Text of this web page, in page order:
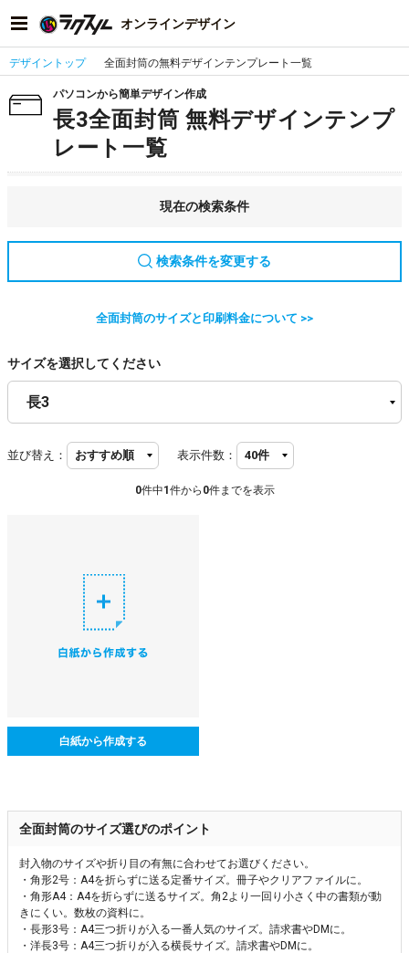
オンラインデザイン
デザイントップ 全面封筒の無料デザインテンプレート一覧
パソコンから簡単デザイン作成
長3全面封筒 無料デザインテンプ
レート一覧
現在の検索条件
検索条件を変更する
全面封筒のサイズと印刷料金について >>
サイズを選択してください
並び替え： 表示件数：
0件中1 件から 0件までを表示
白紙から作成する
全面封筒のサイズ選びのポイント
封入物のサイズや折り目の有無に合わせてお選びください。
・角形2号：A4を折らずに送る定番サイズ。冊子やクリアファイルに。
・角形A4：A4を折らずに送るサイズ。角2より一回り小さく中の書類が動
きにくい。数枚の資料に。
・長形3号：A4三つ折りが入る一番人気のサイズ。請求書やDMに。
・洋長3号：A4三つ折りが入る横長サイズ。請求書やDMに。